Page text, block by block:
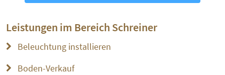
Leistungen im Bereich Schreiner
Beleuchtung installieren
Boden-Verkauf